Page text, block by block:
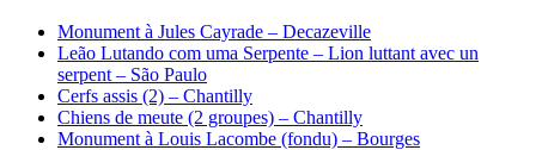
Monument à Jules Cayrade – Decazeville
Leão Lutando com uma Serpente – Lion luttant avec un
serpent – São Paulo
Cerfs assis (2) – Chantilly
Chiens de meute (2 groupes) – Chantilly
Monument à Louis Lacombe (fondu) – Bourges